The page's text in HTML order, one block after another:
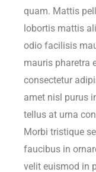
quam. Mattis
lobortis mattis
odio facilisis
mauris pharetra
consectetur
amet nisl purus
tellus at urna
Morbi tristique
faucibus in
velit euismod in